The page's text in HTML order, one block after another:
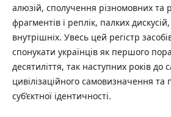
алюзій, сполучення різномовних та
фрагментів і реплік, палких
внутрішніх. Увесь цей регістр
спонукати українців як першого
десятиліття, так наступних років до
цивілізаційного самовизначення та
суб’єктної ідентичності.